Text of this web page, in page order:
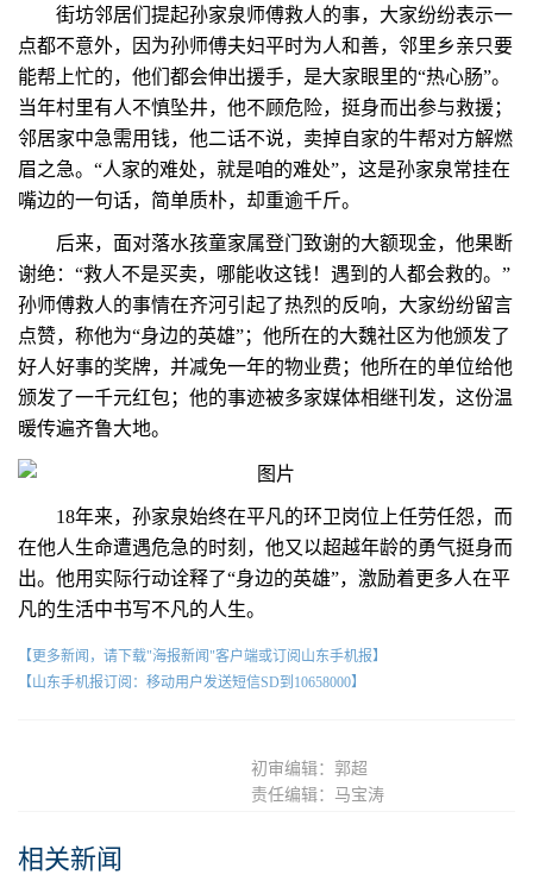
街坊邻居们提起孙家泉师傅救人的事，大家纷纷表示一
点都不意外，因为孙师傅夫妇平时为人和善，邻里乡亲只要
能帮上忙的，他们都会伸出援手，是大家眼里的“热心肠”。
当年村里有人不慎坠井，他不顾危险，挺身而出参与救援；
邻居家中急需用钱，他二话不说，卖掉自家的牛帮对方解燃
眉之急。“人家的难处，就是咱的难处”，这是孙家泉常挂在
嘴边的一句话，简单质朴，却重逾千斤。
后来，面对落水孩童家属登门致谢的大额现金，他果断
谢绝：“救人不是买卖，哪能收这钱！遇到的人都会救的。”
孙师傅救人的事情在齐河引起了热烈的反响，大家纷纷留言
点赞，称他为“身边的英雄”；他所在的大魏社区为他颁发了
好人好事的奖牌，并减免一年的物业费；他所在的单位给他
颁发了一千元红包；他的事迹被多家媒体相继刊发，这份温
暖传遍齐鲁大地。
18年来，孙家泉始终在平凡的环卫岗位上任劳任怨，而
在他人生命遭遇危急的时刻，他又以超越年龄的勇气挺身而
出。他用实际行动诠释了“身边的英雄”，激励着更多人在平
凡的生活中书写不凡的人生。
【更多新闻，请下载"海报新闻"客户端或订阅山东手机报】
【山东手机报订阅：移动用户发送短信SD到10658000】
初审编辑：郭超
责任编辑：马宝涛
相关新闻